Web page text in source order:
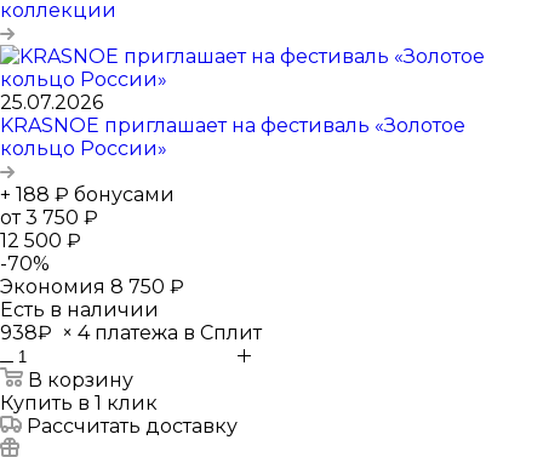
коллекции
25.07.2026
KRASNOE приглашает на фестиваль «Золотое
кольцо России»
+ 188 ₽ бонусами
от3 750 ₽
12 500 ₽
-70%
Экономия 8 750 ₽
Есть в наличии
938₽ × 4 платежа в Сплит
В корзину
Купить в 1 клик
Рассчитать доставку